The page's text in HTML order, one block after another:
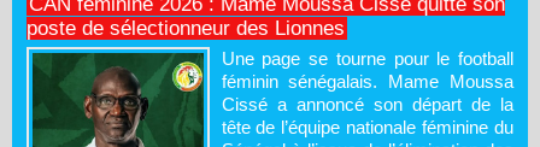
poste de sélectionneur des Lionnes
Une page se tourne pour le football
féminin sénégalais. Mame Moussa
Cissé a annoncé son départ de la
tête de l’équipe nationale féminine du